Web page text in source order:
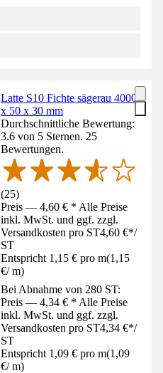
Latte S10 Fichte sägerau 4000
x 50 x 30 mm
Durchschnittliche Bewertung:
3.6 von 5 Sternen. 25
Bewertungen.
(25)
Preis — 4,60 € * Alle Preise
inkl. MwSt. und ggf. zzgl.
Versandkosten pro ST4,60 €*/
ST
Entspricht 1,15 € pro m(1,15
€/ m)
Bei Abnahme von 280 ST:
Preis — 4,34 € * Alle Preise
inkl. MwSt. und ggf. zzgl.
Versandkosten pro ST4,34 €*/
ST
Entspricht 1,09 € pro m(1,09
€/ m)